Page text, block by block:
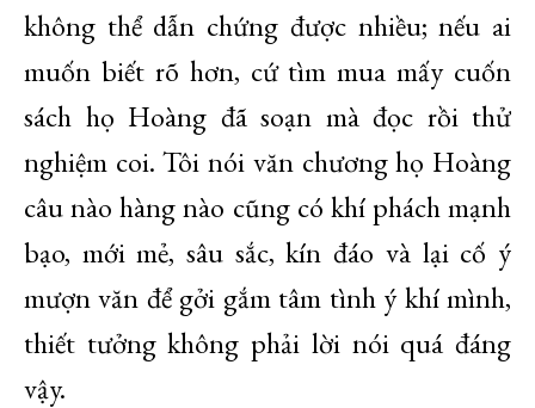
không thể dẫn chứng được nhiều; nếu ai
muốn biết rõ hơn, cứ tìm mua mấy cuốn
sách họ Hoàng đã soạn mà đọc rồi thử
nghiệm coi. Tôi nói văn chương họ Hoàng
câu nào hàng nào cũng có khí phách mạnh
bạo, mới mẻ, sâu sắc, kín đáo và lại cố ý
mượn văn để gởi gắm tâm tình ý khí mình,
thiết tưởng không phải lời nói quá đáng
vậy.